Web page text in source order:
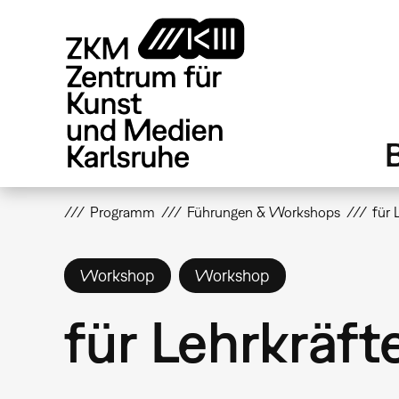
Programm Führungen & Workshops für
Workshop Workshop
für